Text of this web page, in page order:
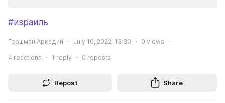
#израиль
Гершман Аркадий July 10, 2022, 13:30 0 views
4 reactions 1 reply 0 reposts
Repost Share